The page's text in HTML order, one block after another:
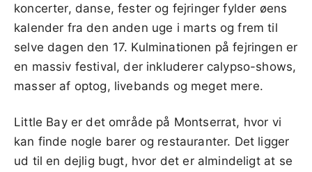
koncerter, danse, fester og fejringer fylder øens
kalender fra den anden uge i marts og frem til
selve dagen den 17. Kulminationen på fejringen er
en massiv festival, der inkluderer calypso-shows,
masser af optog, livebands og meget mere.
Little Bay er det område på Montserrat, hvor vi
kan finde nogle barer og restauranter. Det ligger
ud til en dejlig bugt, hvor det er almindeligt at se